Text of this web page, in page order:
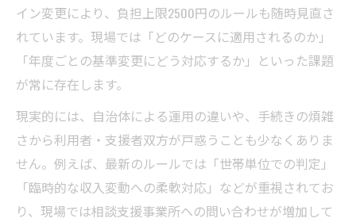
イン変更により、負担上限2500円のルールも随時見直さ
れています。現場では「どのケースに適用されるのか」
「年度ごとの基準変更にどう対応するか」といった課題
が常に存在します。
現実的には、自治体による運用の違いや、手続きの煩雑
さから利用者・支援者双方が戸惑うことも少なくありま
せん。例えば、最新のルールでは「世帯単位での判定」
「臨時的な収入変動への柔軟対応」などが重視されてお
り、現場では相談支援事業所への問い合わせが増加して